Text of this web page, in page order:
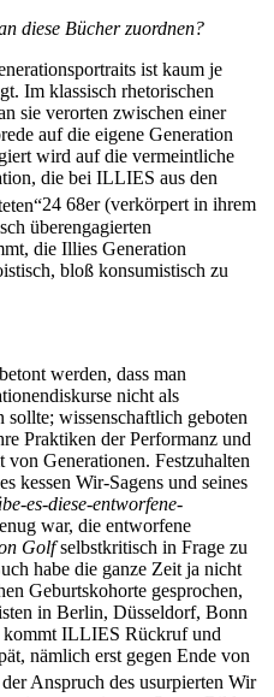
diese Bücher zuordnen?
ist kaum je
Im klassisch rhetorischen
sie verorten zwischen einer
auf die eigene Generation
wird auf die vermeintliche
die bei ILLIES aus den
24 68er (verkörpert in ihrem
überengagierten
die Illies Generation
bloß konsumistisch zu
werden, dass man
nicht als
wissenschaftlich geboten
Praktiken der Performanz und
Generationen. Festzuhalten
kessen Wir-Sagens und seines
es-diese-entworfene-
war, die entworfene
Golfselbstkritisch in Frage zu
habe die ganze Zeit ja nicht
Geburtskohorte gesprochen,
in Berlin, Düsseldorf, Bonn
kommt ILLIES Rückruf und
nämlich erst gegen Ende von
Anspruch des usurpierten Wir